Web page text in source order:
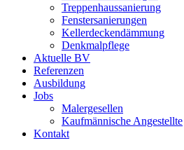
Treppenhaussanierung
Fenstersanierungen
Kellerdeckendämmung
Denkmalpflege
Aktuelle BV
Referenzen
Ausbildung
Jobs
Malergesellen
Kaufmännische Angestellte
Kontakt